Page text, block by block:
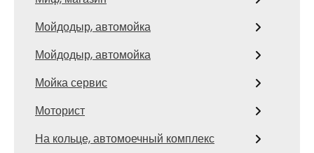
Мойдодыр, автомойка
Мойдодыр, автомойка
Мойка сервис
Моторист
На кольце, автомоечный комплекс